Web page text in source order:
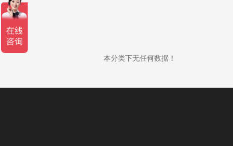
本分类下无任何数据！